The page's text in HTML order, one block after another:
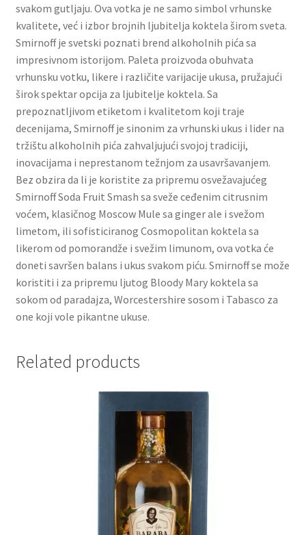
Pokloni za 8. mart
Pokloni za Dan zaljubljenih
Pokloni za devojku
Login
Naši partneri
Newsletter
Partners
Poklon aranžmani
Prijava za masterclass
svakom gutljaju. Ova votka je ne samo simbol vrhunske
kvalitete, već i izbor brojnih ljubitelja koktela širom sveta.
Smirnoff je svetski poznati brend alkoholnih pića sa
impresivnom istorijom. Paleta proizvoda obuhvata
vrhunsku votku, likere i različite varijacije ukusa, pružajući
širok spektar opcija za ljubitelje koktela. Sa
prepoznatljivom etiketom i kvalitetom koji traje
decenijama, Smirnoff je sinonim za vrhunski ukus i lider na
tržištu alkoholnih pića zahvaljujući svojoj tradiciji,
inovacijama i neprestanom težnjom za usavršavanjem.
Bez obzira da li je koristite za pripremu osvežavajućeg
Smirnoff Soda Fruit Smash sa sveže ceđenim citrusnim
voćem, klasičnog Moscow Mule sa ginger ale i svežom
limetom, ili sofisticiranog Cosmopolitan koktela sa
likerom od pomorandže i svežim limunom, ova votka će
doneti savršen balans i ukus svakom piću. Smirnoff se može
koristiti i za pripremu ljutog Bloody Mary koktela sa
sokom od paradajza, Worcestershire sosom i Tabasco za
one koji vole pikantne ukuse.
Related products